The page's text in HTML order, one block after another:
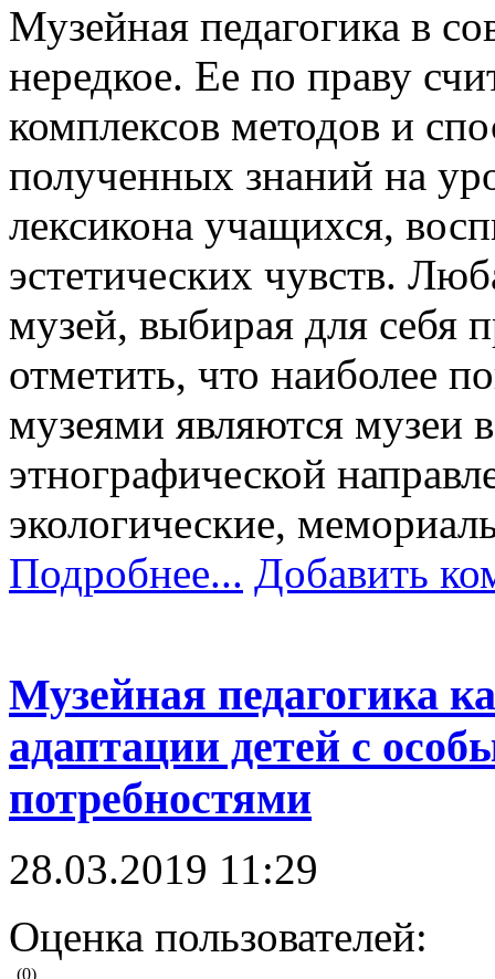
Музейная педагогика в
нередкое. Ее по праву
комплексов методов и
полученных знаний на
лексикона учащихся,
эстетических чувств.
музей, выбирая для себя
отметить, что наиболее
музеями являются музеи
этнографической
экологические,
Подробнее... Добавить
Музейная педагогика
адаптации детей с
потребностями
28.03.2019 11:29
Оценка пользователей:
(0)